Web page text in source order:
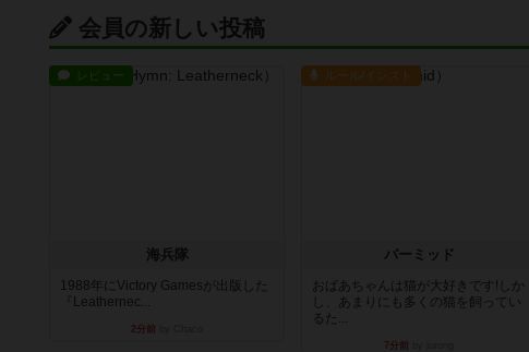
会員の新しい投稿
レビュー
海兵隊
1988年にVictory Gamesが出版した
『Leathernec...
2分前
ルール/インスト
パーミッド
おばあちゃんは猫が大好きです!しか
し、あまりにも多くの猫を飼ってい
るた...
7分前